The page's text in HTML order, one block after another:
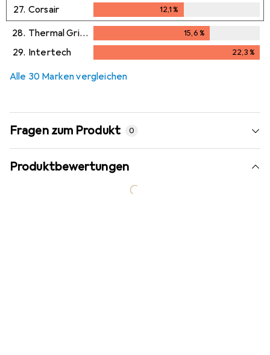
27. Corsair 12,1%
28. Thermal Grizzly 15,6%
29. Intertech 22,3%
Alle 30 Marken vergleichen
Fragen zum Produkt 0
Produktbewertungen